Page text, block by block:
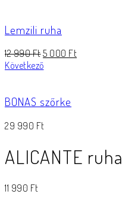
Lemzili ruha
12 990Ft5 000 Ft
Következő
BONAS szőrke
29 990 Ft
ALICANTE ruha
11 990 Ft